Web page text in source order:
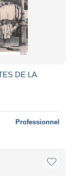
DE LA
Professionnel